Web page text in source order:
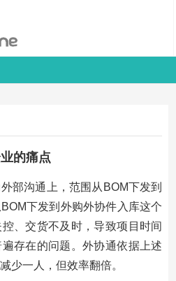
的痛点
部沟通上，范围从BOM下发到
下发到外购外协件入库这个
、交货不及时，导致项目时间
存在的问题。外协通依据上述
少一人，但效率翻倍。